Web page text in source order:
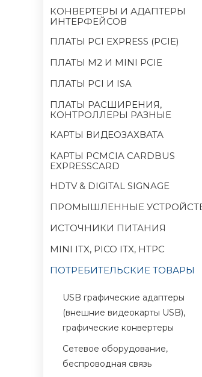
КОНВЕРТЕРЫ И АДАПТЕРЫ
ИНТЕРФЕЙСОВ
ПЛАТЫ PCI EXPRESS (PCIE)
ПЛАТЫ M2 И MINI PCIE
ПЛАТЫ PCI И ISA
ПЛАТЫ РАСШИРЕНИЯ,
КОНТРОЛЛЕРЫ РАЗНЫЕ
КАРТЫ ВИДЕОЗАХВАТА
КАРТЫ PCMCIA CARDBUS
EXPRESSCARD
HDTV & DIGITAL SIGNAGE
ПРОМЫШЛЕННЫЕ
ИСТОЧНИКИ ПИТАНИЯ
MINI ITX, PICO ITX, HTPC
ПОТРЕБИТЕЛЬСКИЕ ТОВАРЫ
USB графические адаптеры
(внешние видеокарты USB),
графические конвертеры
Сетевое оборудование,
беспроводная связь